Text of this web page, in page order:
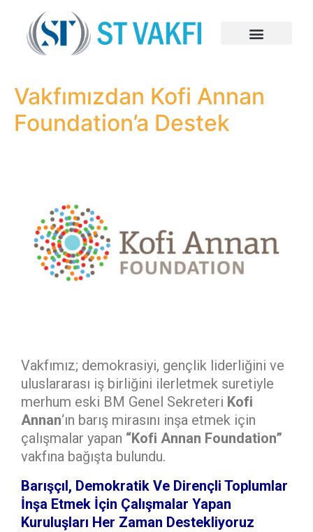
Vakfımızdan Kofi Annan
Foundation’a Destek
Vakfımız; demokrasiyi, gençlik liderliğini ve
uluslararası iş birliğini ilerletmek suretiyle
merhum eski BM Genel Sekreteri Kofi
Annan‘ın barış mirasını inşa etmek için
çalışmalar yapan “Kofi Annan Foundation”
vakfına bağışta bulundu.
Barışçıl, Demokratik Ve Dirençli Toplumlar
İnşa Etmek İçin Çalışmalar Yapan
Kuruluşları Her Zaman Destekliyoruz